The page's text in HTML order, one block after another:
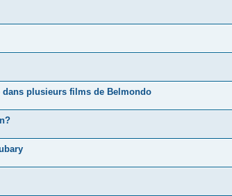
dans plusieurs films de Belmondo